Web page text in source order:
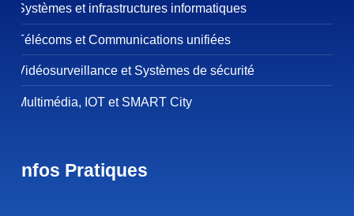
Systèmes et infrastructures informatiques
Télécoms et Communications unifiées
Vidéosurveillance et Systèmes de sécurité
Multimédia, IOT et SMART City
Infos Pratiques